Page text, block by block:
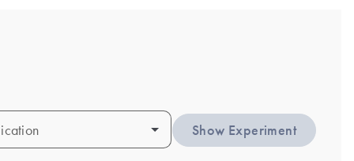
Show Experiment